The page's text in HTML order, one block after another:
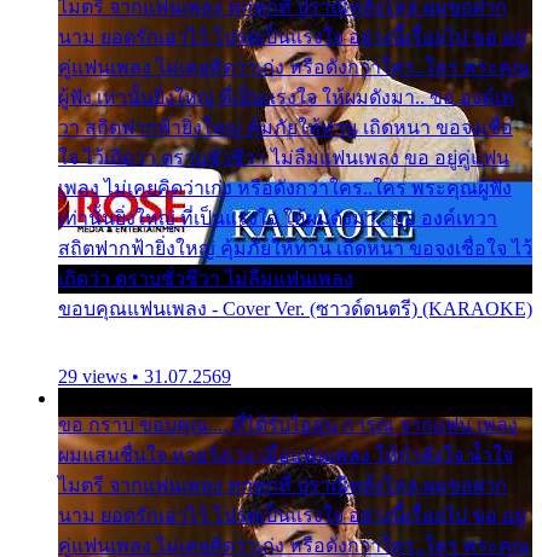
ไมตรี จากแฟนเพลง ทุกทุกที่ ปราณีหลั่งไหล ผมขอฝาก
นาม ยอดรักเอาไว้ โปรดเป็นแรงใจ อย่างนี้เรื่อยไป ขอ อยู่
คู่แฟนเพลง ไม่เคยคิดว่าเก่ง หรือดังกว่าใคร..ใคร พระคุณ
ผู้ฟัง เท่านั้นยิ่งใหญ่ ที่เป็นแรงใจ ให้ผมดังมา.. ขอ องค์เท
วา สถิตฟากฟ้ายิ่งใหญ่ คุ้มภัยให้ท่าน เถิดหนา ขอจงเชื่อ
ใจ ไว้เถิดว่า ตราบชั่วชีวา ไม่ลืมแฟนเพลง ขอ อยู่คู่แฟน
เพลง ไม่เคยคิดว่าเก่ง หรือดังกว่าใคร..ใคร พระคุณผู้ฟัง
เท่านั้นยิ่งใหญ่ ที่เป็นแรงใจ ให้ผมดังมา.. ขอ องค์เทวา
สถิตฟากฟ้ายิ่งใหญ่ คุ้มภัยให้ท่าน เถิดหนา ขอจงเชื่อใจ ไว้
เถิดว่า ตราบชั่วชีวา ไม่ลืมแฟนเพลง
ขอบคุณแฟนเพลง - Cover Ver. (ซาวด์ดนตรี) (KARAOKE)
29 views • 31.07.2569
ขอ กราบ ขอบคุณ.... ที่ได้รับไออุ่น การุณ จากแฟน เพลง
ผมแสนชื่นใจ หายวังเวง เมื่อแฟนเพลง ให้กำลังใจ น้ำใจ
ไมตรี จากแฟนเพลง ทุกทุกที่ ปราณีหลั่งไหล ผมขอฝาก
นาม ยอดรักเอาไว้ โปรดเป็นแรงใจ อย่างนี้เรื่อยไป ขอ อยู่
คู่แฟนเพลง ไม่เคยคิดว่าเก่ง หรือดังกว่าใคร..ใคร พระคุณ